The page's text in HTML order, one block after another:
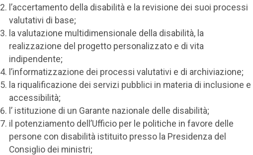
l’accertamento della disabilità e la revisione dei suoi processi
valutativi di base;
la valutazione multidimensionale della disabilità, la
realizzazione del progetto personalizzato e di vita
indipendente;
l’informatizzazione dei processi valutativi e di archiviazione;
la riqualificazione dei servizi pubblici in materia di inclusione e
accessibilità;
l’ istituzione di un Garante nazionale delle disabilità;
il potenziamento dell’Ufficio per le politiche in favore delle
persone con disabilità istituito presso la Presidenza del
Consiglio dei ministri;